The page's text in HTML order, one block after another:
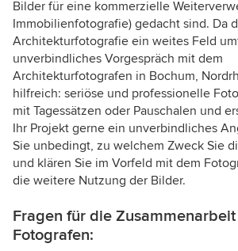
Bilder für eine kommerzielle
Immobilienfotografie) gedacht sind. Da
Architekturfotografie ein weites Feld
unverbindliches Vorgespräch mit dem
Architekturfotografen in Bochum,
hilfreich: seriöse und professionelle
mit Tagessätzen oder Pauschalen und
Ihr Projekt gerne ein unverbindliches
Sie unbedingt, zu welchem Zweck Sie
und klären Sie im Vorfeld mit dem
die weitere Nutzung der Bilder.
Fragen für die
Fotografen: